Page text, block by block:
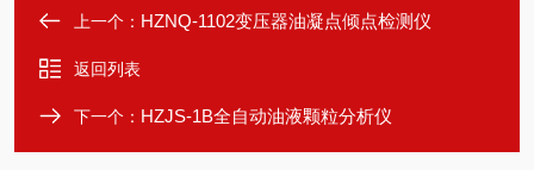
上一个： HZNQ-1102变压器油凝点倾点检测仪
返回列表
下一个： HZJS-1B全自动油液颗粒分析仪